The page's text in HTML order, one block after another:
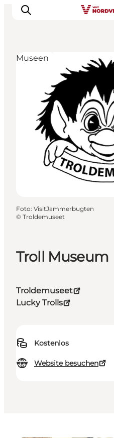
Urlaubsorte
Inspiration
Events
Unterkunft
Mach deine
Troll Museum
Troldemuseet
Lucky Trolls
Kostenlos
Website besuchen
Museen
Foto: VisitJammerbugten
© Troldemuseet